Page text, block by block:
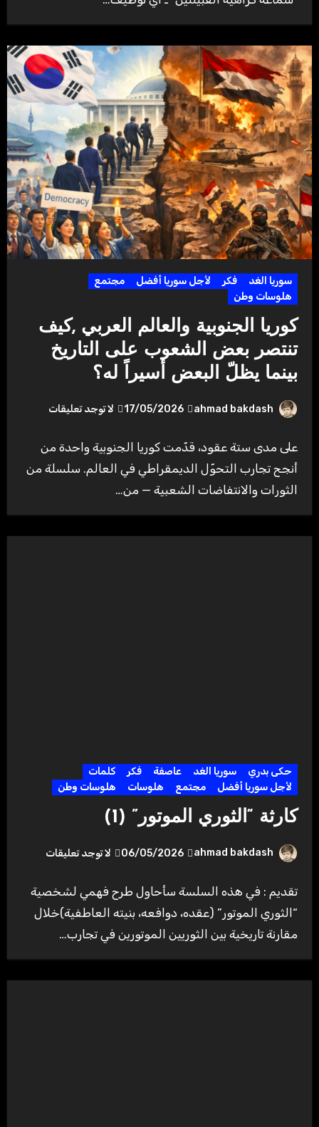
سوريا الغد فكر لأجل سوريا أفضل
مجتمع
هلوسات وطن
كوريا الجنوبية والعالم العربي ,كيف
تنتصر بعض الشعوب على التاريخ
بينما يظلّ البعض أسيراً له؟
ahmad bakdash
17/05/2026 لا توجد تعليقات
على مدى ستة عقود، قدّمت كوريا الجنوبية واحدة من
أنجح تجارب التحوّل الديمقراطي في العالم. سلسلة من
الثورات والانتفاضات الشعبية — من…
حكى بدري سوريا الغد عاصفة فكر
كلمات
لأجل سوريا أفضل
مجتمع هلوسات هلوسات وطن
كارثة “الثوري الموتور” (1)
ahmad bakdash
06/05/2026 لا توجد تعليقات
تقديم : في هذه السلسة سأحاول طرح فهمي لشخصية
“الثوري الموتور” (عقده، دوافعه، بنيته العاطفية)خلال
مقارنة تاريخية بين الثوريين الموتورين في تجارب…